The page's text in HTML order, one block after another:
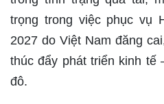
trọng trong việc phục vụ
2027 do Việt Nam đăng
thúc đẩy phát triển kinh tế
đô.